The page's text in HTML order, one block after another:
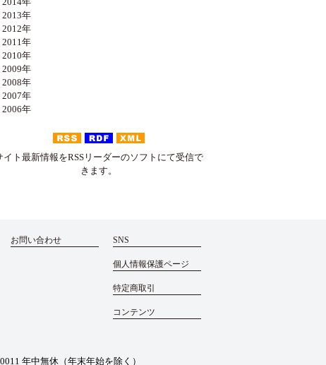
年
年
年
年
年
年
年
年
イト最新情報をRSSリーダーのソフトにて受信で
きます。
お問い合わせ SNS
個人情報保護ページ
特定商取引
コンテンツ
年中無休（年末年始を除く）